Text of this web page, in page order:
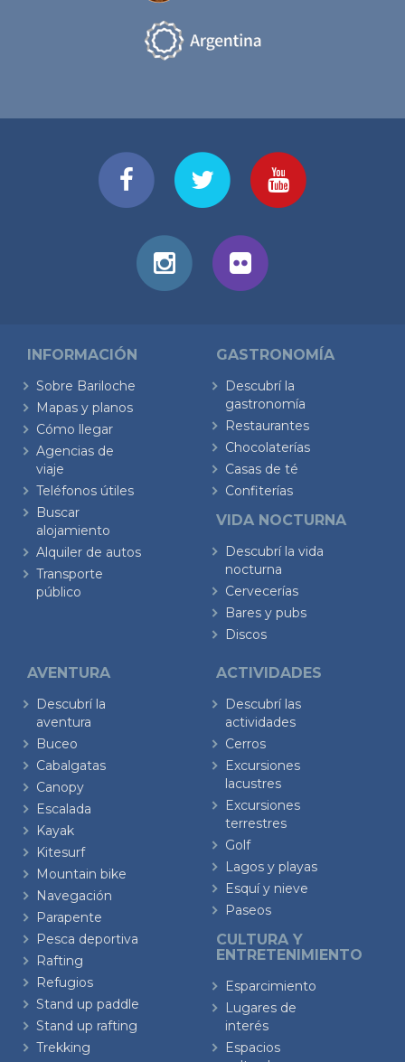
INFORMACIÓN
Sobre Bariloche
Mapas y planos
Cómo llegar
Agencias de
viaje
Teléfonos útiles
Buscar
alojamiento
Alquiler de autos
Transporte
público
GASTRONOMÍA
Descubrí la
gastronomía
Restaurantes
Chocolaterías
Casas de té
Confiterías
VIDA NOCTURNA
Descubrí la vida
nocturna
Cervecerías
Bares y pubs
Discos
AVENTURA
Descubrí la
aventura
Buceo
Cabalgatas
Canopy
Escalada
Kayak
Kitesurf
Mountain bike
Navegación
Parapente
Pesca deportiva
Rafting
Refugios
Stand up paddle
Stand up rafting
Trekking
ACTIVIDADES
Descubrí las
actividades
Cerros
Excursiones
lacustres
Excursiones
terrestres
Golf
Lagos y playas
Esquí y nieve
Paseos
CULTURA Y
ENTRETENIMIENTO
Esparcimiento
Lugares de
interés
Espacios